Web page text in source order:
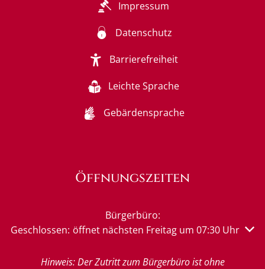
Impressum
Datenschutz
Barrierefreiheit
Leichte Sprache
Gebärdensprache
Öffnungszeiten
Bürgerbüro:
Klicken, um weitere Öffnungs- oder Schließzeiten
Geschlossen: öffnet nächsten Freitag um 07:30 Uhr
Hinweis: Der Zutritt zum Bürgerbüro ist ohne